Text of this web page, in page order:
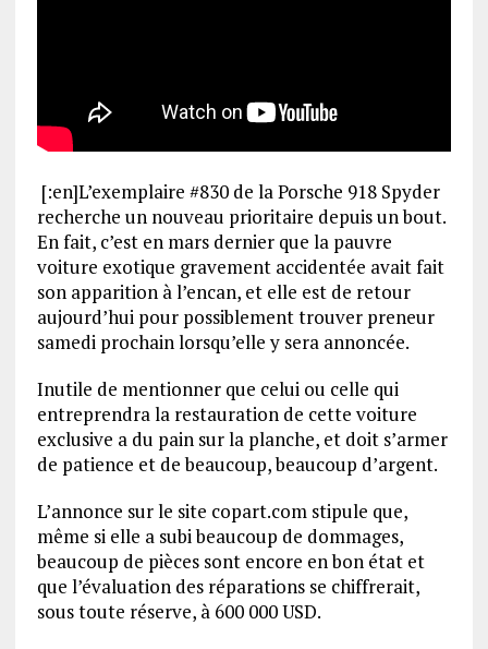
[:en]L’exemplaire #830 de la Porsche 918 Spyder
recherche un nouveau prioritaire depuis un bout.
En fait, c’est en mars dernier que la pauvre
voiture exotique gravement accidentée avait fait
son apparition à l’encan, et elle est de retour
aujourd’hui pour possiblement trouver preneur
samedi prochain lorsqu’elle y sera annoncée.
Inutile de mentionner que celui ou celle qui
entreprendra la restauration de cette voiture
exclusive a du pain sur la planche, et doit s’armer
de patience et de beaucoup, beaucoup d’argent.
L’annonce sur le site copart.com stipule que,
même si elle a subi beaucoup de dommages,
beaucoup de pièces sont encore en bon état et
que l’évaluation des réparations se chiffrerait,
sous toute réserve, à 600 000 USD.